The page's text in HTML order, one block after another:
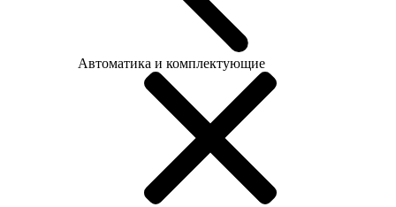
Автоматика и комплектующие